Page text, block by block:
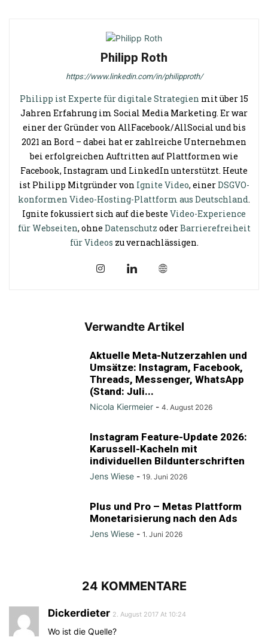
Philipp Roth
https://www.linkedin.com/in/philipproth/
Philipp ist Experte für digitale Strategien mit über 15
Jahren Erfahrung im Social Media Marketing. Er war
einer der Gründer von AllFacebook/AllSocial und bis
2021 an Bord – dabei hat er zahlreiche Unternehmen
bei erfolgreichen Auftritten auf Plattformen wie
Facebook, Instagram und LinkedIn unterstützt. Heute
ist Philipp Mitgründer von Ignite Video, einerDSGVO-
konformen Video-Hosting-Plattform aus Deutschland.
Ignite fokussiert sich auf die beste Video-Experience
für Webseiten, ohne Datenschutz oderBarrierefreiheit
für Videos zu vernachlässigen.
Verwandte Artikel
Aktuelle Meta-Nutzerzahlen und
Umsätze: Instagram, Facebook,
Threads, Messenger, WhatsApp
(Stand: Juli...
Nicola Kiermeier - 4. August 2026
Instagram Feature-Update 2026:
Karussell-Kacheln mit
individuellen Bildunterschriften
Jens Wiese - 19. Juni 2026
Plus und Pro – Metas Plattform
Monetarisierung nach den Ads
Jens Wiese - 1. Juni 2026
24 KOMMENTARE
Dickerdieter 2. August 2017 At 10:24
Wo ist die Quelle?